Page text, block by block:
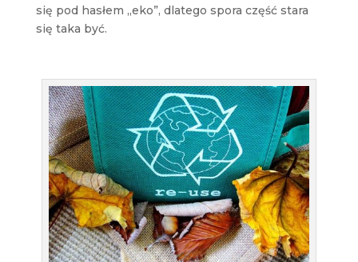
się pod hasłem „eko”, dlatego spora część stara
się taka być.